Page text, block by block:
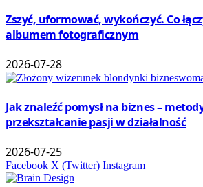
Zszyć, uformować, wykończyć. Co
albumem fotograficznym
2026-07-28
Jak znaleźć pomysł na biznes –
przekształcanie pasji w działalność
2026-07-25
Facebook X (Twitter) Instagram